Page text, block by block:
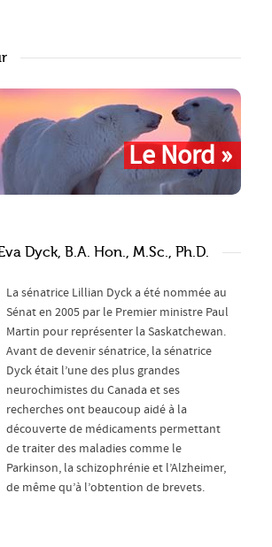
Le Nord »
Dyck, B.A. Hon., M.Sc., Ph.D.
La sénatrice Lillian Dyck a été nommée au
Sénat en 2005 par le Premier ministre Paul
Martin pour représenter la Saskatchewan.
Avant de devenir sénatrice, la sénatrice
Dyck était l’une des plus grandes
neurochimistes du Canada et ses
recherches ont beaucoup aidé à la
découverte de médicaments permettant
de traiter des maladies comme le
Parkinson, la schizophrénie et l’Alzheimer,
de même qu’à l’obtention de brevets.